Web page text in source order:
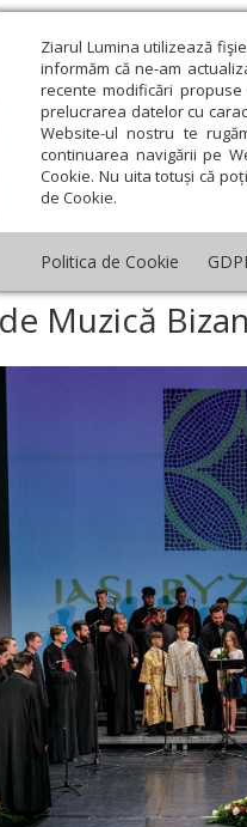
Ziarul Lumina utilizează
informăm că ne-am
recente modificări
prelucrarea datelor cu
Website-ul nostru te
continuarea navigării pe
Cookie. Nu uita totuși că
de Cookie.
Politica de Cookie
religioasă
Mesaje și cuvântări
religioasă › Știri ›
Muzică
Ianuarie